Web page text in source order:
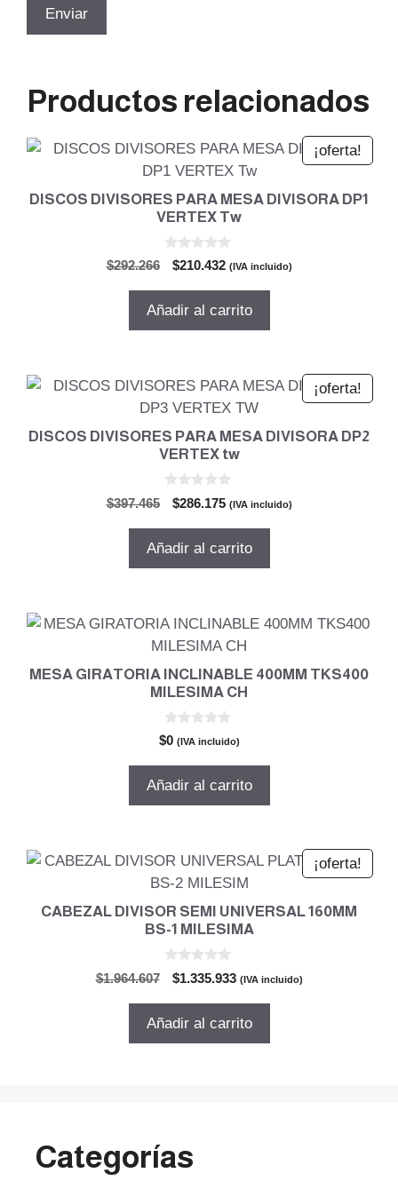
Productos relacionados
¡oferta!
DISCOS DIVISORES PARA MESA DIVISORA DP1
VERTEX Tw
$292.266
El
original
$210.432El
actual
(IVA incluido)
Añadir al carrito
¡oferta!
DISCOS DIVISORES PARA MESA DIVISORA DP2
VERTEX tw
$397.465
El
original
$286.175El
actual
(IVA incluido)
Añadir al carrito
MESA GIRATORIA INCLINABLE 400MM TKS400
MILESIMA CH
0
d
$0 (IVA incluido)
Añadir al carrito
¡oferta!
CABEZAL DIVISOR SEMI UNIVERSAL 160MM
BS-1 MILESIMA
$1.964.607
El
original
$1.335.933El
actual
(IVA incluido)
Añadir al carrito
Categorías